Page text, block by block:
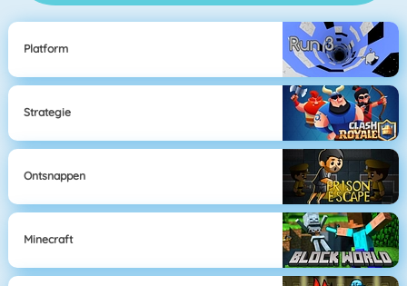
Platform
Strategie
Ontsnappen
Minecraft